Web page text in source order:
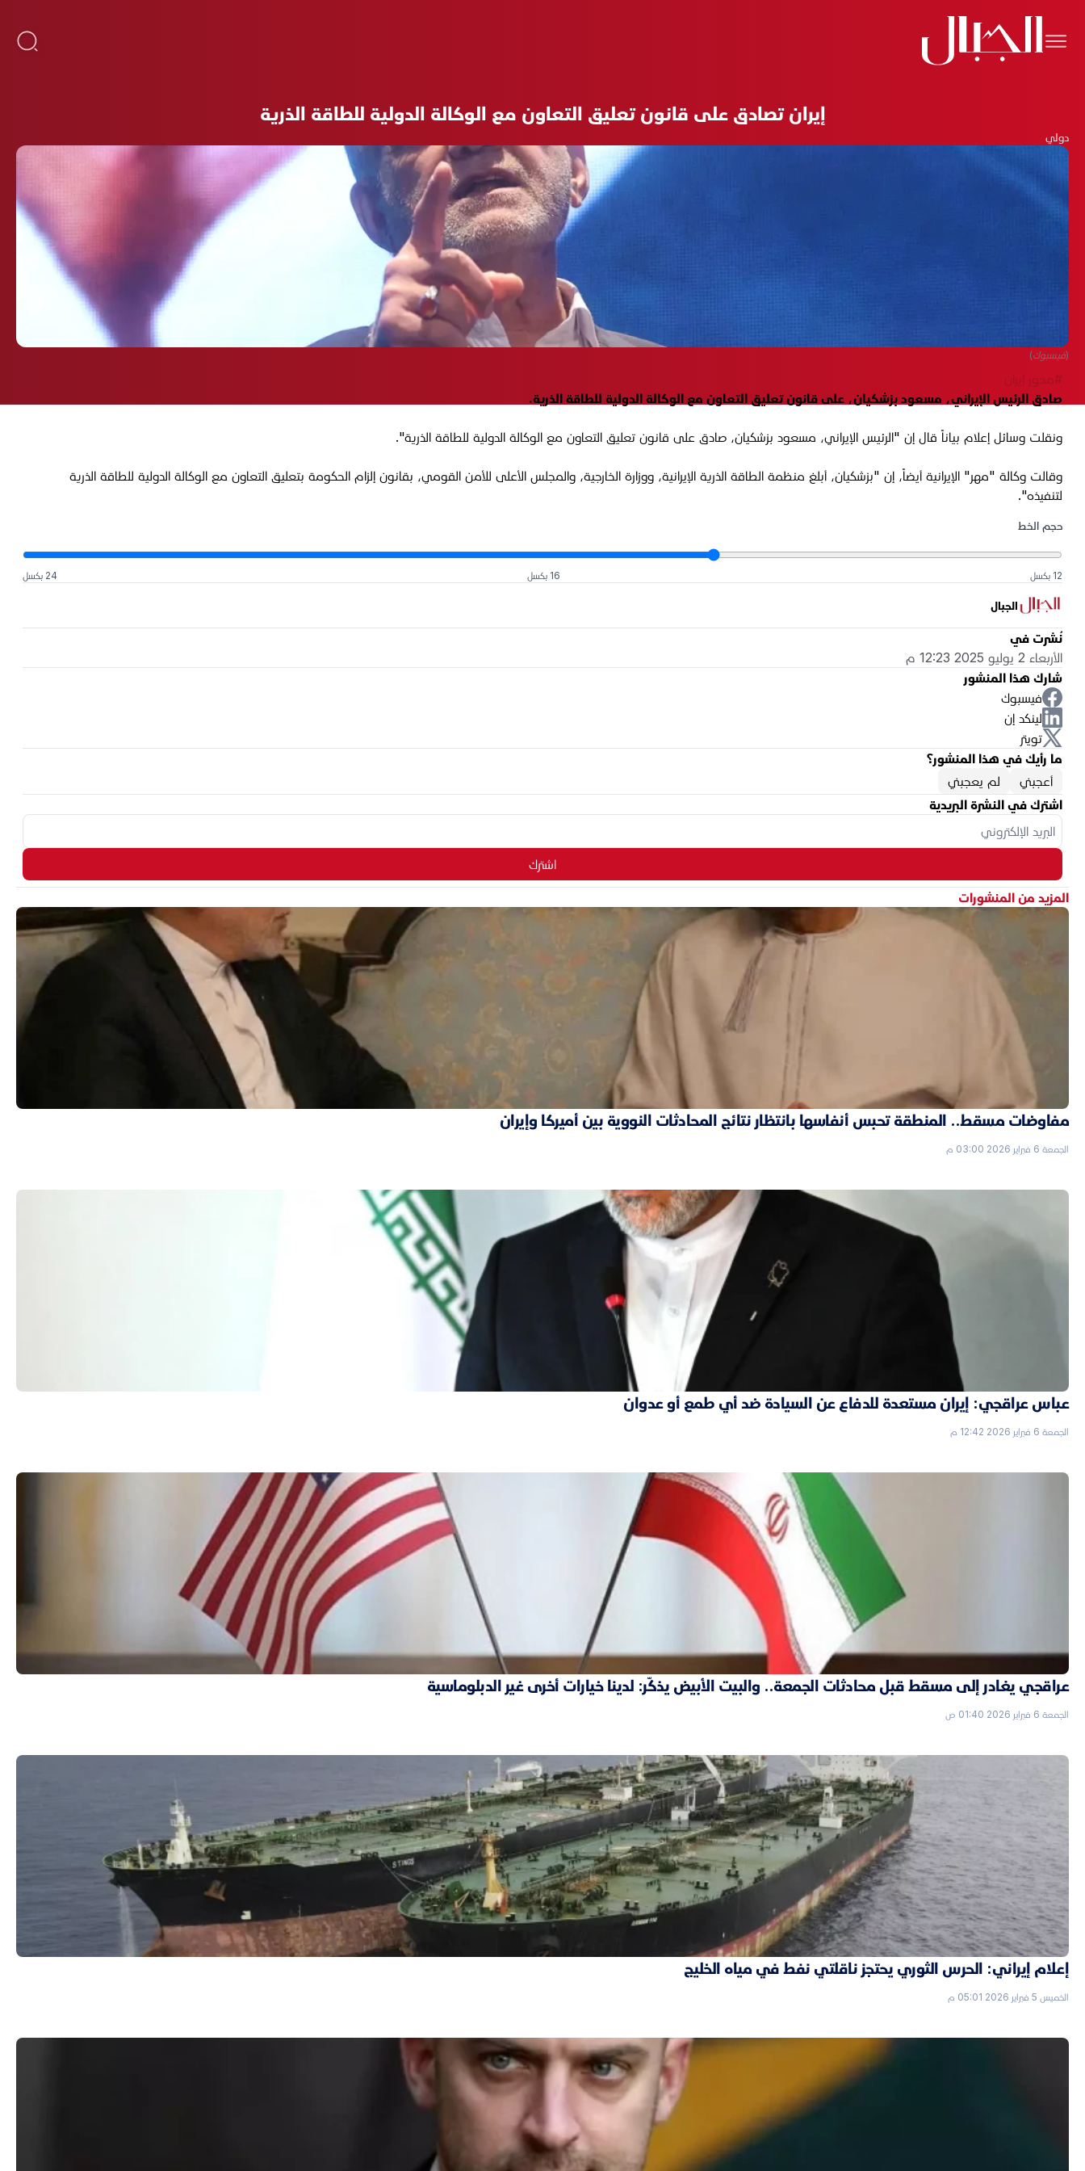
إيران تصادق على قانون تعليق التعاون مع الوكالة الدولية للطاقة الذرية
دولي
(فيسبوك)
#محور إيران
صادق الرئيس الإيراني، مسعود بزشكيان، على قانون تعليق التعاون مع الوكالة الدولية للطاقة الذرية.
ونقلت وسائل إعلام بياناً قال إن "الرئيس الإيراني، مسعود بزشكيان، صادق على قانون تعليق التعاون مع الوكالة الدولية للطاقة الذرية".
وقالت وكالة "مهر" الإيرانية أيضاً، إن "بزشكيان، أبلغ منظمة الطاقة الذرية الإيرانية، ووزارة الخارجية، والمجلس الأعلى للأمن القومي، بقانون إلزام الحكومة بتعليق التعاون مع الوكالة الدولية للطاقة الذرية
لتنفيذه".
حجم الخط
12 بكسل 16 بكسل 24 بكسل
الجبال
نُشرت في
الأربعاء 2 يوليو 2025 12:23 م
شارك هذا المنشور
فيسبوك
لينكد إن
تويتر
ما رأيك في هذا المنشور؟
أعجبني
لم يعجبني
اشترك في النشرة البريدية
اشترك
المزيد من المنشورات
مفاوضات مسقط.. المنطقة تحبس أنفاسها بانتظار نتائج المحادثات النووية بين أميركا وإيران
الجمعة 6 فبراير 2026 03:00 م
عباس عراقجي: إيران مستعدة للدفاع عن السيادة ضد أي طمع أو عدوان
الجمعة 6 فبراير 2026 12:42 م
عراقجي يغادر إلى مسقط قبل محادثات الجمعة.. والبيت الأبيض يذكّر: لدينا خيارات أخرى غير الدبلوماسية
الجمعة 6 فبراير 2026 01:40 ص
إعلام إيراني: الحرس الثوري يحتجز ناقلتي نفط في مياه الخليج
الخميس 5 فبراير 2026 05:01 م